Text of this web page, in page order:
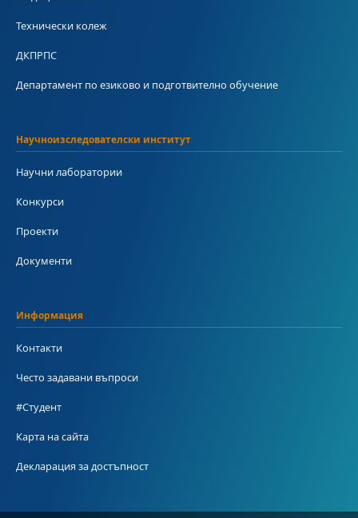
Технически колеж
ДКПРПС
Департамент по езиково и подготвително обучение
Научноизследователски институт
Научни лаборатории
Конкурси
Проекти
Документи
Информация
Контакти
Често задавани въпроси
#Студент
Карта на сайта
Декларация за достъпност